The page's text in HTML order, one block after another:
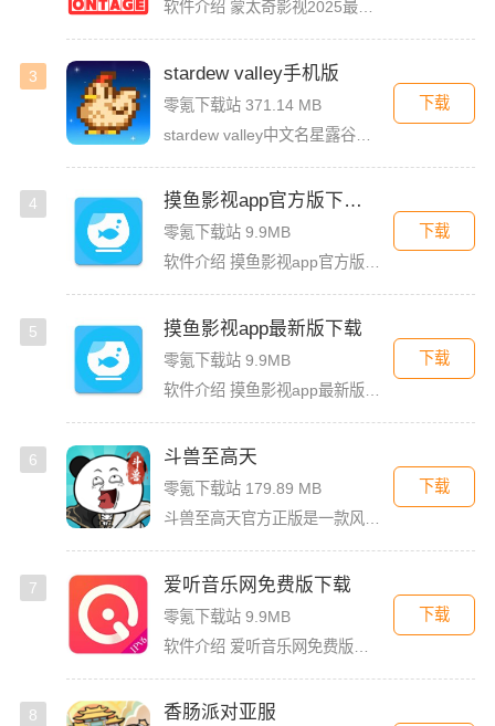
3 stardew valley手机版
零氪下载站 371.14 MB
下载
4 摸鱼影视app官方版下载安装
零氪下载站 9.9MB
软件介绍 摸鱼影视app官方版是一款专为影迷打造的高品质影视播放软件，这里汇聚了海量热门电影、电视剧、综艺
下载
5 摸鱼影视app最新版下载
零氪下载站 9.9MB
下载
6 斗兽至高天
零氪下载站 179.89 MB
下载
7 爱听音乐网免费版下载
零氪下载站 9.9MB
下载
8 香肠派对亚服